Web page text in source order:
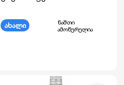
ახალი
ნაშთი
ამოწურულია